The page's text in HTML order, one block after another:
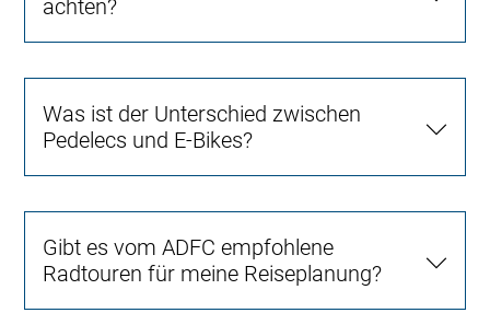
achten?
Was ist der Unterschied zwischen
Pedelecs und E-Bikes?
Gibt es vom ADFC empfohlene
Radtouren für meine Reiseplanung?